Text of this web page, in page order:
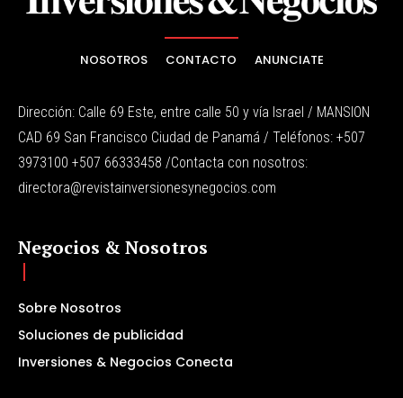
NOSOTROS CONTACTO ANUNCIATE
Dirección: Calle 69 Este, entre calle 50 y vía Israel / MANSION
CAD 69 San Francisco Ciudad de Panamá / Teléfonos: +507
3973100 +507 66333458 /Contacta con nosotros:
directora@revistainversionesynegocios.com
Negocios & Nosotros
Sobre Nosotros
Soluciones de publicidad
Inversiones & Negocios Conecta